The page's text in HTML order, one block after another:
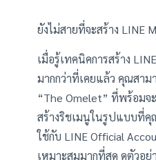
ยังไม่สายที่จะสร้าง LINE
เมื่อรู้เทคนิคการสร้าง
มากกว่าที่เคยแล้ว คุณสาม
“The Omelet” ที่พร้อมจ
สร้างริชเมนูในรูปแบบที่คุ
ใช้กับ LINE Official
เหมาะสมมากที่สุด ดูตัวอย่